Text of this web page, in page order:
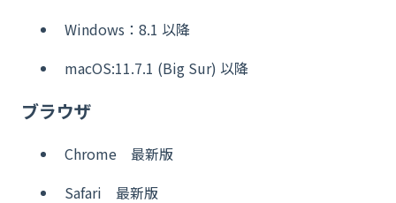
Windows：8.1 以降
macOS:11.7.1 (Big Sur) 以降
ブラウザ
Chrome 最新版
Safari 最新版